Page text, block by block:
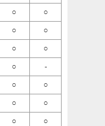
○ ○
○ ○
○ ○
○ -
○ ○
○ ○
○ ○